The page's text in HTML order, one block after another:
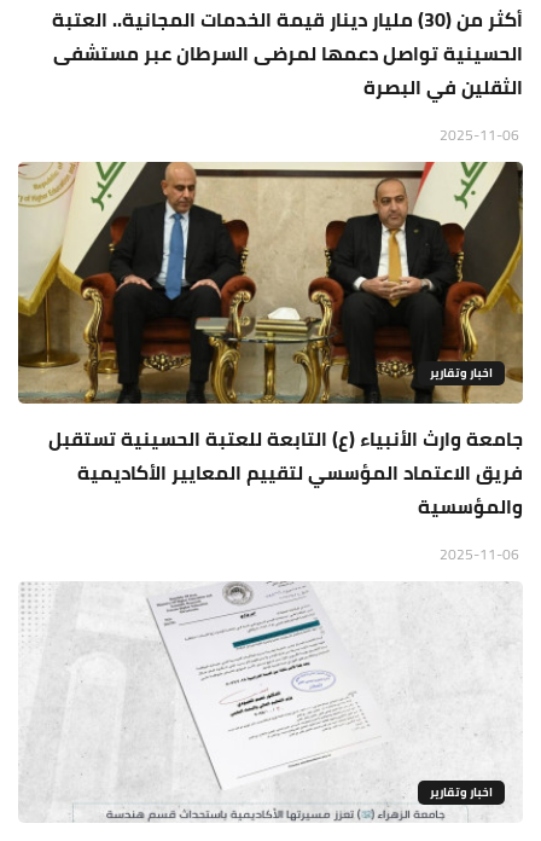
أكثر من (30) مليار دينار قيمة الخدمات المجانية.. العتبة
الحسينية تواصل دعمها لمرضى السرطان عبر مستشفى
الثقلين في البصرة
اخبار وتقارير
جامعة وارث الأنبياء (ع) التابعة للعتبة الحسينية تستقبل
فريق الاعتماد المؤسسي لتقييم المعايير الأكاديمية
والمؤسسية
اخبار وتقارير